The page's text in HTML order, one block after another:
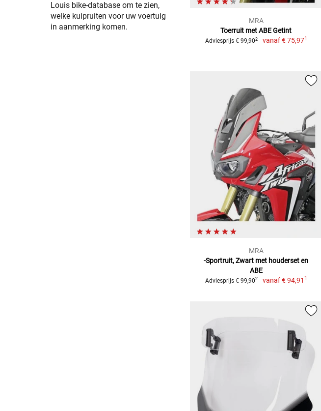
Louis bike-database om te zien,
welke kuipruiten voor uw voertuig
in aanmerking komen.
MRA
Toerruit met ABE Getint
Adviesprijs € 99,902 vanaf€ 75,971
MRA
-Sportruit, Zwart met houderset en
ABE
Adviesprijs € 99,902 vanaf€ 94,91 1